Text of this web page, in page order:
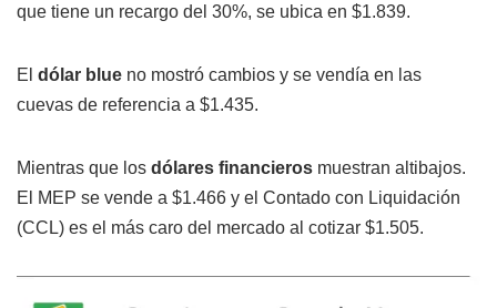
que tiene un recargo del 30%, se ubica en $1.839.
El dólar blue no mostró cambios y se vendía en las
cuevas de referencia a $1.435.
Mientras que los dólares financieros muestran altibajos.
El MEP se vende a $1.466 y el Contado con Liquidación
(CCL) es el más caro del mercado al cotizar $1.505.